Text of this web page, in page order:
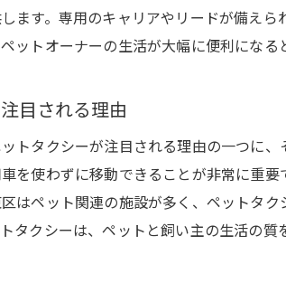
ペ
ます。専用のキャリアやリードが備え
ットオーナーの生活が大幅に便利になる
目される理由
トタクシーが注目される理由の一つに
を使わずに移動できることが非常に重
はペット関連の施設が多く、ペットタ
タクシーは、ペットと飼い主の生活の